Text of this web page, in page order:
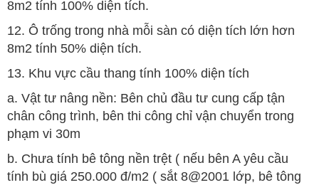
8m2 tính 100% diện tích.
12. Ô trống trong nhà mỗi sàn có diện tích lớn hơn
8m2 tính 50% diện tích.
13. Khu vực cầu thang tính 100% diện tích
a. Vật tư nâng nền: Bên chủ đầu tư cung cấp tận
chân công trình, bên thi công chỉ vận chuyển trong
phạm vi 30m
b. Chưa tính bê tông nền trệt ( nếu bên A yêu cầu
tính bù giá 250.000 đ/m2 ( sắt 8@2001 lớp, bê tông